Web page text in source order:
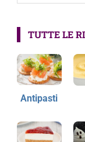
TUTTE LE
Antipasti